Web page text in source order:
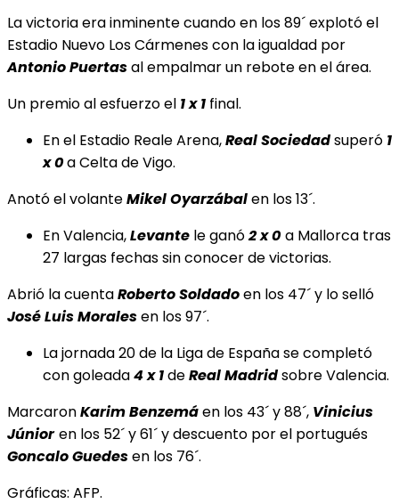
La victoria era inminente cuando en los 89´ explotó el
Estadio Nuevo Los Cármenes con la igualdad por
Antonio Puertasal empalmar un rebote en el área.
Un premio al esfuerzo el 1 x 1 final.
En el Estadio Reale Arena,Real Sociedadsuperó 1
x 0a Celta de Vigo.
Anotó el volanteMikel Oyarzábalen los 13´.
En Valencia,Levante le ganó2 x 0 a Mallorca tras
27 largas fechas sin conocer de victorias.
Abrió la cuentaRoberto Soldadoen los 47´ y lo selló
José Luis Moralesen los 97´.
La jornada 20 de la Liga de España se completó
con goleada4 x 1deReal Madridsobre Valencia.
MarcaronKarim Benzemáen los 43´ y 88´, Vinicius
Júnior en los 52´ y 61´ y descuento por el portugués
Goncalo Guedesen los 76´.
Gráficas: AFP.